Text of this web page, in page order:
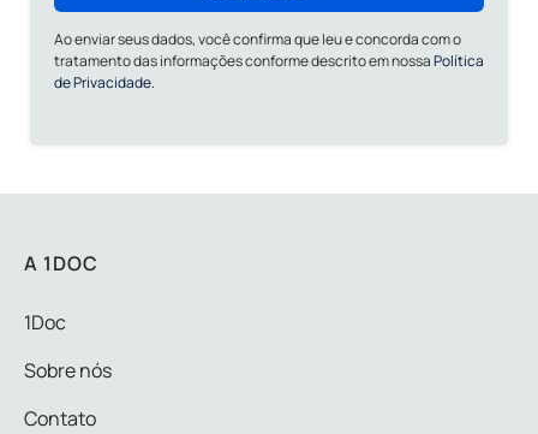
Ao enviar seus dados, você confirma que leu e concorda com o
tratamento das informações conforme descrito em nossaPolítica
de Privacidade.
A 1DOC
1Doc
Sobre nós
Contato